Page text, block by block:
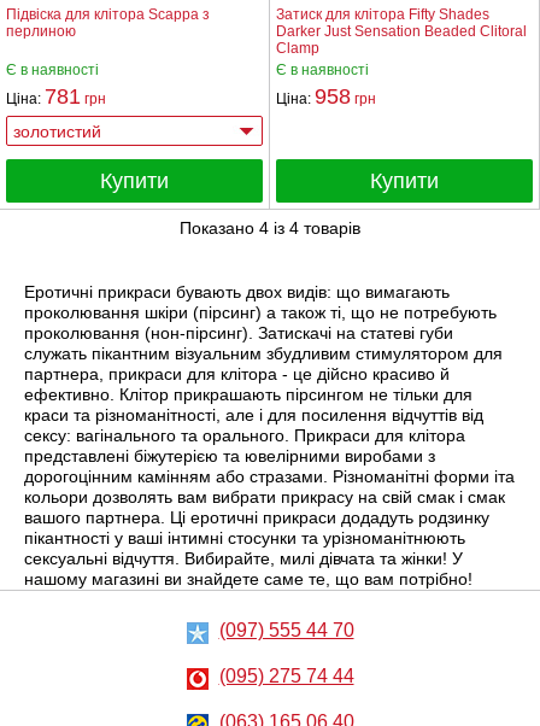
Підвіска для клітора Scappa з
перлиною
Є в наявності
Ціна: 781 грн
Купити
Затиск для клітора Fifty Shades
Darker Just Sensation Beaded Clitoral
Clamp
Є в наявності
Ціна: 958 грн
Купити
Показано 4 із 4 товарів
Еротичні прикраси бувають двох видів: що вимагають
проколювання шкіри (пірсинг) а також ті, що не потребують
проколювання (нон-пірсинг). Затискачі на статеві губи
служать пікантним візуальним збудливим стимулятором для
партнера, прикраси для клітора - це дійсно красиво й
ефективно. Клітор прикрашають пірсингом не тільки для
краси та різноманітності, але і для посилення відчуттів від
сексу: вагінального та орального. Прикраси для клітора
представлені біжутерією та ювелірними виробами з
дорогоцінним камінням або стразами. Різноманітні форми іта
кольори дозволять вам вибрати прикрасу на свій смак і смак
вашого партнера. Ці еротичні прикраси додадуть родзинку
пікантності у ваші інтимні стосунки та урізноманітнюють
сексуальні відчуття. Вибирайте, милі дівчата та жінки! У
нашому магазині ви знайдете саме те, що вам потрібно!
(097) 555 44 70
(095) 275 74 44
(063) 165 06 40